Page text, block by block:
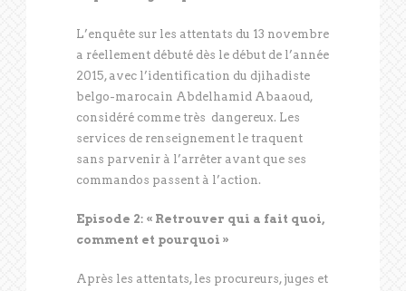
L’enquête sur les attentats du 13 novembre
a réellement débuté dès le début de l’année
2015, avec l’identification du djihadiste
belgo-marocain Abdelhamid Abaaoud,
considéré comme très dangereux. Les
services de renseignement le traquent
sans parvenir à l’arrêter avant que ses
commandos passent à l’action.
Episode 2: « Retrouver qui a fait quoi,
comment et pourquoi »
Après les attentats, les procureurs, juges et